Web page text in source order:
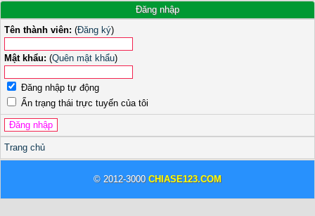
Đăng nhập
Tên thành viên: (Đăng ký)
Mật khẩu: (Quên mật khẩu)
Đăng nhập tự động
Ẩn trạng thái trực tuyến của tôi
Trang chủ
© 2012-3000 CHIASE123.COM